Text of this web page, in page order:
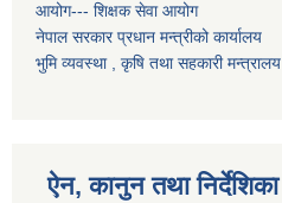
आयोग--- शिक्षक सेवा आयोग
नेपाल सरकार प्रधान मन्त्रीको कार्यालय
भुमि व्यवस्था , कृषि तथा सहकारी मन्त्रालय
ऐन, कानुन तथा निर्देशिका